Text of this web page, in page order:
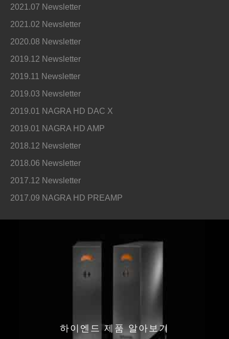
2021.07 Newsletter
2021.02 Newsletter
2020.08 Newsletter
2019.12 Newsletter
2019.11 Newsletter
2019.03 Newsletter
2019.01 NAGRA HD DAC X
2019.01 NAGRA HD AMP
2018.12 Newsletter
2018.06 Newsletter
2017.12 Newsletter
2017.09 NAGRA HD PREAMP
하이엔드 제품 알아보기